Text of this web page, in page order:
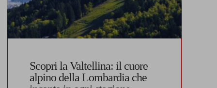
Scopri la Valtellina: il cuore
alpino della Lombardia che